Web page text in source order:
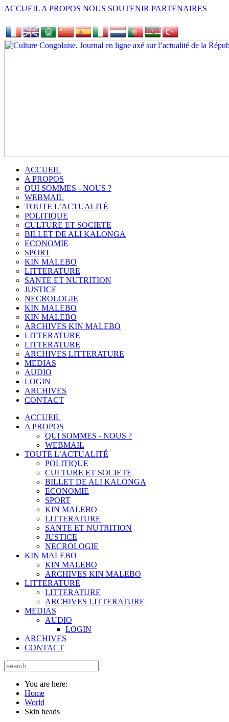
ACCUEIL A PROPOS NOUS SOUTENIR PARTENAIRES
ACCUEIL
A PROPOS
QUI SOMMES - NOUS ?
WEBMAIL
TOUTE L’ACTUALITÉ
POLITIQUE
CULTURE ET SOCIETE
BILLET DE ALI KALONGA
ECONOMIE
SPORT
KIN MALEBO
LITTERATURE
SANTE ET NUTRITION
JUSTICE
NECROLOGIE
KIN MALEBO
KIN MALEBO
ARCHIVES KIN MALEBO
LITTERATURE
LITTERATURE
ARCHIVES LITTERATURE
MEDIAS
AUDIO
LOGIN
ARCHIVES
CONTACT
ACCUEIL
A PROPOS
QUI SOMMES - NOUS ?
WEBMAIL
TOUTE L’ACTUALITÉ
POLITIQUE
CULTURE ET SOCIETE
BILLET DE ALI KALONGA
ECONOMIE
SPORT
KIN MALEBO
LITTERATURE
SANTE ET NUTRITION
JUSTICE
NECROLOGIE
KIN MALEBO
KIN MALEBO
ARCHIVES KIN MALEBO
LITTERATURE
LITTERATURE
ARCHIVES LITTERATURE
MEDIAS
AUDIO
LOGIN
ARCHIVES
CONTACT
You are here:
Home
World
Skin heads